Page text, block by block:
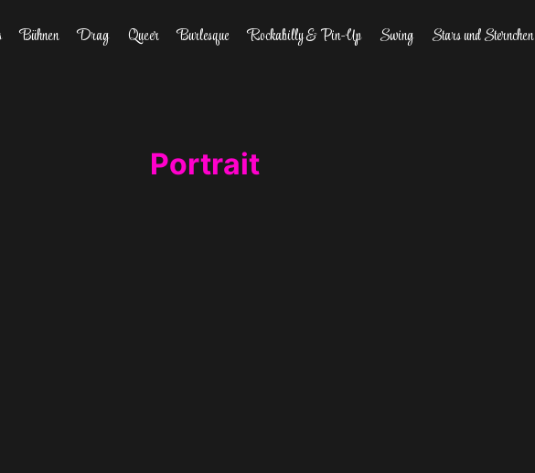
Bühnen Drag Queer Burlesque Rockabilly & Pin-Up Swing Stars und Sternchen
Portrait